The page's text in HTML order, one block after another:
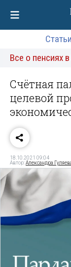
Статьи
Все о пенсиях
Счётная
целевой
18.10.2021 09:04
Автор:Александра